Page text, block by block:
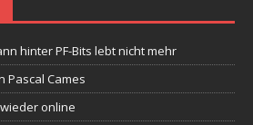
hinter PF-Bits lebt nicht mehr
Pascal Cames
online